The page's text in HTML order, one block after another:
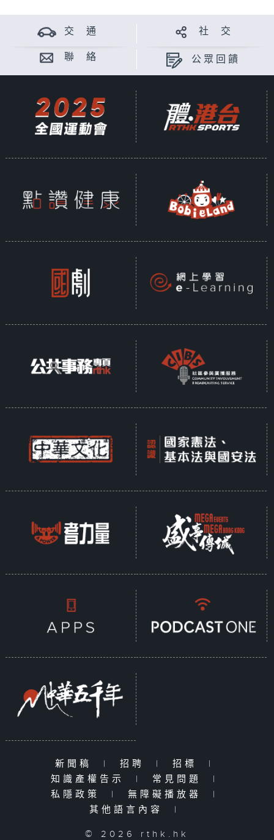
交 通 社 交
聯 絡 公眾回饋
新聞稿 | 招聘 | 招標
|
知識產權告示
| 常見問題
|
私隱政策
| 無障礙播放器
|
其他語言內容
|
© 2026 rthk.hk